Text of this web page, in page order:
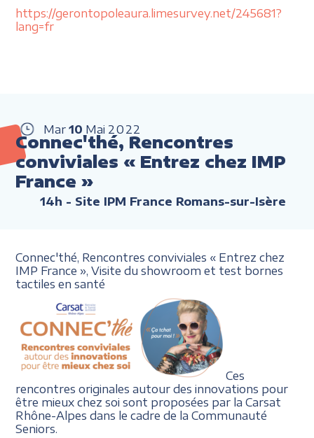
https://gerontopoleaura.limesurvey.net/245681?
lang=fr
Mar 10 Mai 2022
Connec'thé, Rencontres
conviviales « Entrez chez IMP
France »
14h - Site IPM France Romans-sur-Isère
Connec'thé, Rencontres conviviales « Entrez chez
IMP France »,Visite du showroom et test bornes
tactiles en santé
Ces
rencontres originales autour des innovations pour
être mieux chez soi sont proposées par la Carsat
Rhône-Alpes dans le cadre de la Communauté
Seniors.